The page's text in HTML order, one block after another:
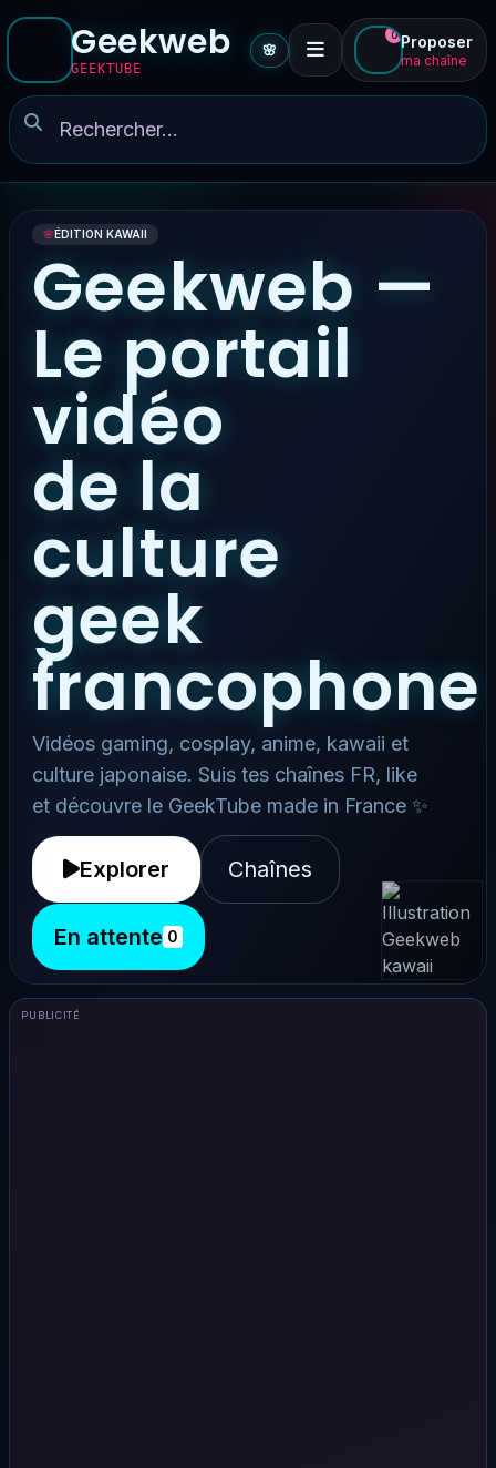
Geekweb
GEEKTUBE
🌸
0 Proposer
ma chaîne
🌸ÉDITION KAWAII
Geekweb —
Le portail
vidéo
de la
culture
geek
francophone
Vidéos gaming, cosplay, anime, kawaii et
culture japonaise. Suis tes chaînes FR, like
et découvre le GeekTube made in France ✨
Explorer Chaînes
En attente 0
PUBLICITÉ